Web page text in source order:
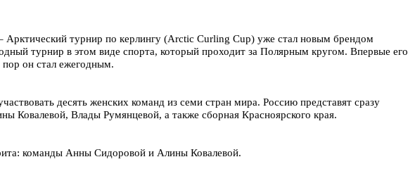
турнир по керлингу (Arctic Curling Cup) уже стал новым брендом
турнир в этом виде спорта, который проходит за Полярным кругом. Впервые его
он стал ежегодным.
десять женских команд из семи стран мира. Россию представят сразу
Ковалевой, Влады Румянцевой, а также сборная Красноярского края.
команды Анны Сидоровой и Алины Ковалевой.